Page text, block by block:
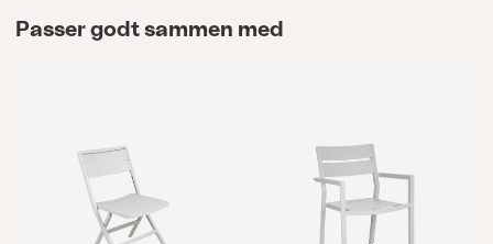
Passer godt sammen med